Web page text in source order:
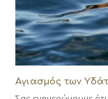
Αγιασμός των